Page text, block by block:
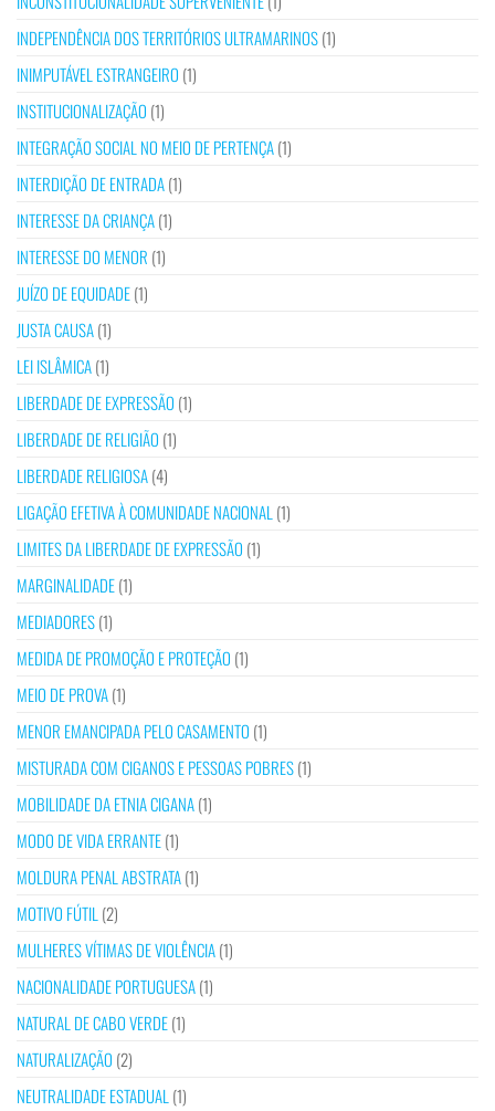
INDEPENDÊNCIA DOS TERRITÓRIOS ULTRAMARINOS(1)
INIMPUTÁVEL ESTRANGEIRO (1)
INSTITUCIONALIZAÇÃO (1)
INTEGRAÇÃO SOCIAL NO MEIO DE PERTENÇA(1)
INTERDIÇÃO DE ENTRADA(1)
INTERESSE DA CRIANÇA(1)
INTERESSE DO MENOR (1)
JUÍZO DE EQUIDADE(1)
JUSTA CAUSA(1)
LEI ISLÂMICA(1)
LIBERDADE DE EXPRESSÃO (1)
LIBERDADE DE RELIGIÃO (1)
LIBERDADE RELIGIOSA(4)
LIGAÇÃO EFETIVA À COMUNIDADE NACIONAL (1)
LIMITES DA LIBERDADE DE EXPRESSÃO (1)
MARGINALIDADE(1)
MEDIADORES(1)
MEDIDA DE PROMOÇÃO E PROTEÇÃO (1)
MEIO DE PROVA(1)
MENOR EMANCIPADA PELO CASAMENTO (1)
MISTURADA COM CIGANOS E PESSOAS POBRES(1)
MOBILIDADE DA ETNIA CIGANA(1)
MODO DE VIDA ERRANTE(1)
MOLDURA PENAL ABSTRATA(1)
MOTIVO FÚTIL (2)
MULHERES VÍTIMAS DE VIOLÊNCIA(1)
NACIONALIDADE PORTUGUESA(1)
NATURAL DE CABO VERDE(1)
NATURALIZAÇÃO (2)
NEUTRALIDADE ESTADUAL (1)